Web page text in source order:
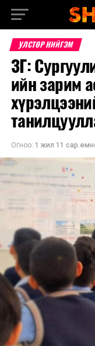
УЛСТӨР НИЙГЭМ
ЗГ:
ийн зарим
Огноо: 1 жил 11